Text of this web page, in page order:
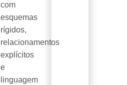
com
esquemas
rígidos,
relacionamentos
explícitos
e
linguagem